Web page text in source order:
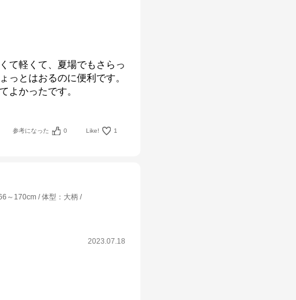
て軽くて、夏場でもさらっ
っとはおるのに便利です。
よかったです。
参考になった 0 Like! 1
～170cm 体型 ： 大柄
2023.07.18